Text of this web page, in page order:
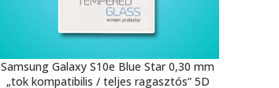
Samsung Galaxy S10e Blue Star 0,30 mm
„tok kompatibilis / teljes ragasztós” 5D